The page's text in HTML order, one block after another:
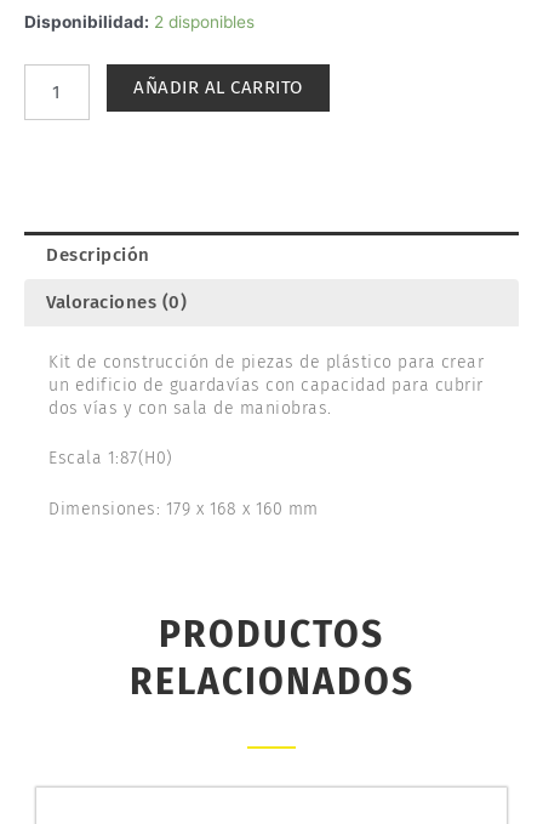
Disponibilidad: 2 disponibles
PUESTO
FALLER
AÑADIR AL CARRITO
Descripción
Valoraciones (0)
Kit de construcción de piezas de plástico para crear
un edificio de guardavías con capacidad para cubrir
dos vías y con sala de maniobras.
Escala 1:87(H0)
Dimensiones: 179 x 168 x 160 mm
PRODUCTOS
RELACIONADOS